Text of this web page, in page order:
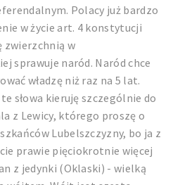
Polacy już bardzo
w życie art. 4 konstytucji
zwierzchnią w
sprawuje naród. Naród chce
władzę niż raz na 5 lat.
słowa kieruję szczególnie do
z Lewicy, którego proszę o
Lubelszczyzny, bo ja z
prawie pięciokrotnie więcej
z jedynki (Oklaski) - wielką